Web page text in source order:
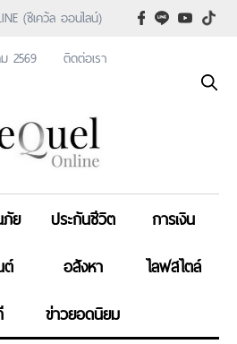
(ซีเคว้ล ออนไลน์)
2569
ติดต่อเรา
ย ประกันชีวิต
การเงิน
ต์ อสังหา
ไลฟสไตล์
ข่าวยอดนิยม